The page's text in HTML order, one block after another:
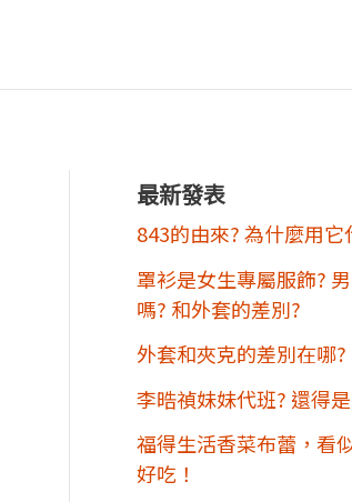
最新發表
843的由來? 為什麼用它
罩衫是女生專屬服飾?
嗎? 和外套的差別?
外套和夾克的差別在哪?
李晧禎妹妹代班? 還得
福得生活香菜布蕾，看
好吃！